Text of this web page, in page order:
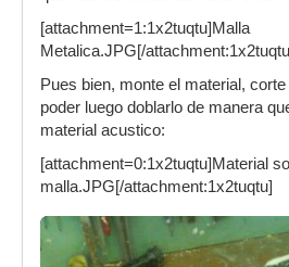
[attachment=1:1x2tuqtu]Malla
Metalica.JPG[/
Pues bien, monte el material,
poder luego doblarlo de manera
material acustico:
[attachment=0:1x2tuqtu]Material
malla.JPG[/attachment:1x2tuqtu]